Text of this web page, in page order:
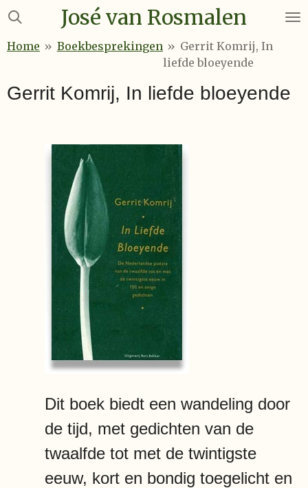
Ga
naar
José van Rosmalen
Home » Boekbesprekingen » Gerrit Komrij, In
liefde bloeyende
Gerrit Komrij, In liefde bloeyende
Dit boek biedt een wandeling door
de tijd, met gedichten van de
twaalfde tot met de twintigste
eeuw, kort en bondig toegelicht en